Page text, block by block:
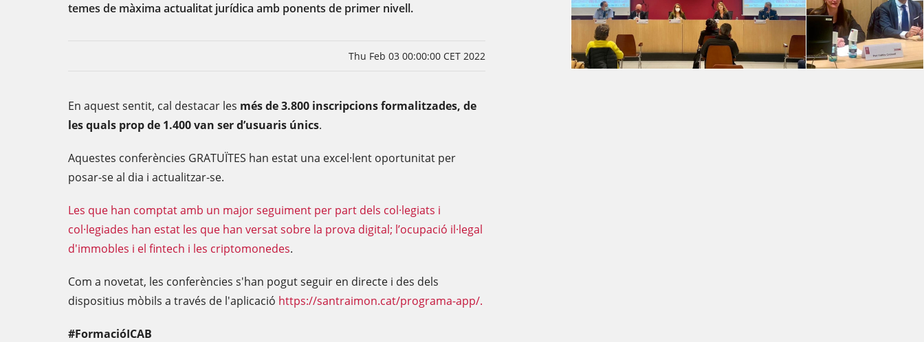
temes de màxima actualitat jurídica amb ponents de primer nivell.
Thu Feb 03 00:00:00 CET 2022
En aquest sentit, cal destacar les més de 3.800 inscripcions formalitzades, de
les quals prop de 1.400 van ser d’usuaris únics.
Aquestes conferències GRATUÏTES han estat una excel·lent oportunitat per
posar-se al dia i actualitzar-se.
Les que han comptat amb un major seguiment per part dels col·legiats i
col·legiades han estat les que han versat sobre la prova digital; l’ocupació il·legal
d'immobles i el fintech i les criptomonedes.
Com a novetat, les conferències s'han pogut seguir en directe i des dels
dispositius mòbils a través de l'aplicació https://santraimon.cat/programa-app/.
#FormacióICAB